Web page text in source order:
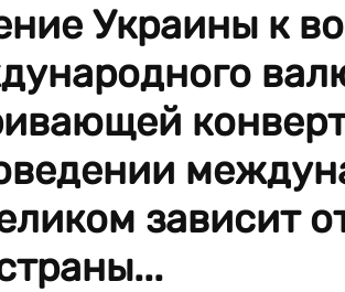
Украины к
зависит